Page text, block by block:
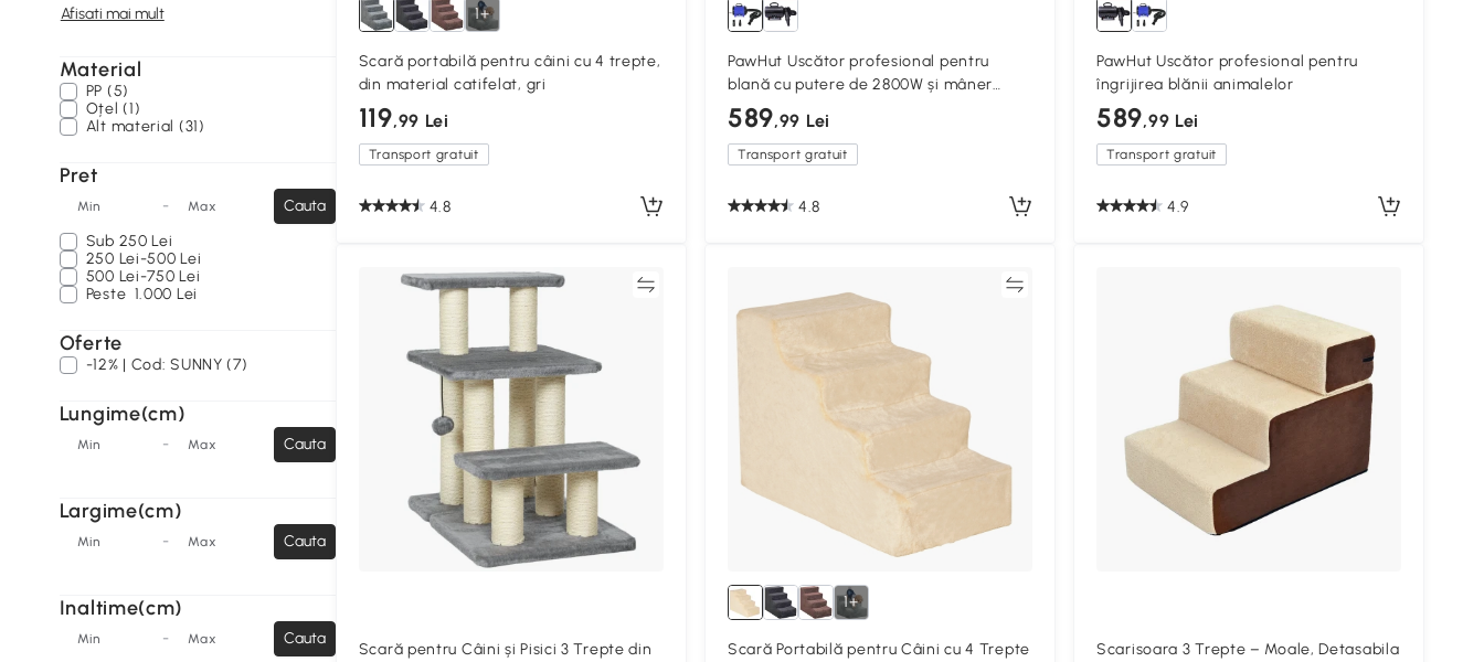
Afisati mai mult
Material
PP (5)
Oțel (1)
Alt material (31)
Pret
Min - Max
Cauta
Sub 250 Lei
250 Lei-500 Lei
500 Lei-750 Lei
Peste 1.000 Lei
Oferte
-12% | Cod: SUNNY (7)
Lungime(cm)
Min - Max Cauta
Largime(cm)
Min - Max Cauta
Inaltime(cm)
Min - Max Cauta
1+
Scară portabilă pentru câini cu 4 trepte,
din material catifelat, gri
119,99 Lei
Transport gratuit
4.8
PawHut Uscător profesional pentru
blană cu putere de 2800W și mâner
ergonomic
589,99 Lei
Transport gratuit
4.8
PawHut Uscător profesional pentru
îngrijirea blănii animalelor
589,99 Lei
Transport gratuit
4.9
Compară
Scară pentru Câini și Pisici 3 Trepte din
1+
Scară Portabilă pentru Câini cu 4 Trepte
Scarisoara 3 Trepte – Moale, Detasabila